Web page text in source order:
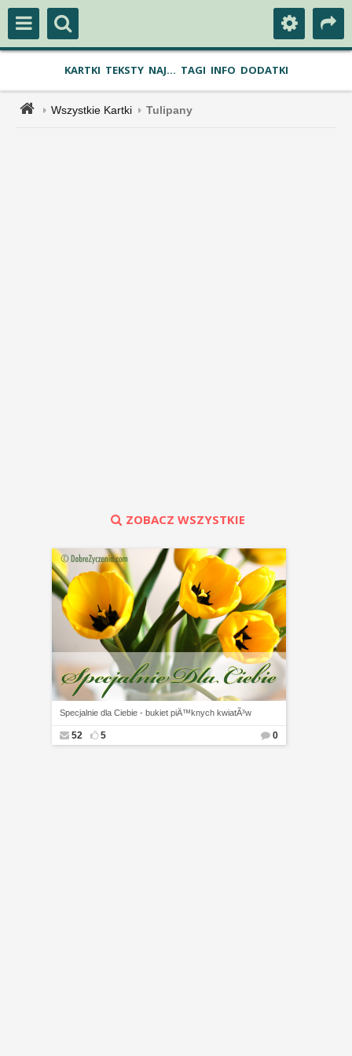
KARTKI TEKSTY NAJ... TAGI INFO DODATKI
Wszystkie Kartki Tulipany
ZOBACZ WSZYSTKIE
Specjalnie dla Ciebie - bukiet piÄ™knych kwiatÃ³w
52 5 0